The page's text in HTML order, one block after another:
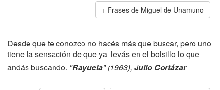
Frases de Miguel de Unamuno
Desde que te conozco no hacés más que buscar, pero uno
tiene la sensación de que ya llevás en el bolsillo lo que
andás buscando. "Rayuela" (1963), Julio Cortázar